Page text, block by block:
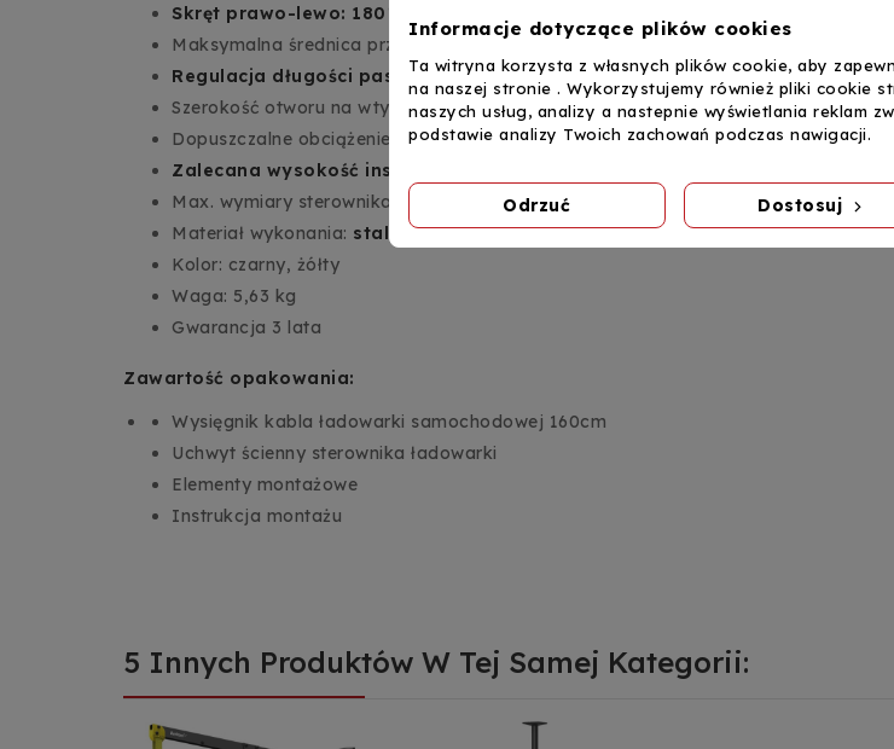
Skręt prawo-lewo: 180°/320°
Maksymalna średnica przewodu:
18 mm
Regulacja długości pasa (taśmy): 5 – 75 cm
Szerokość otworu na wtyczkę kabla:45 mm
Dopuszczalne obciążenie: 5 kg
Zalecana wysokość instalacyjna: 220 cm
Max. wymiary sterownika ładowarki (szer. x gł.): 14 x 12 cm
Materiał wykonania: stal, plastik, nylon
Kolor: czarny, żółty
Waga: 5,63 kg
Gwarancja 3 lata
Zawartość opakowania:
Wysięgnik kabla ładowarki samochodowej 160cm
Uchwyt ścienny sterownika ładowarki
Elementy montażowe
Instrukcja montażu
5 Innych Produktów W Tej Samej Kategorii:
Informacje dotyczące plików cookies
Ta witryna korzysta z własnych plików cookie, aby
na naszej stronie . Wykorzystujemy również pliki cookie
naszych usług, analizy a nastepnie wyświetlania reklam
podstawie analizy Twoich zachowań podczas nawigacji.
Odrzuć Dostosuj